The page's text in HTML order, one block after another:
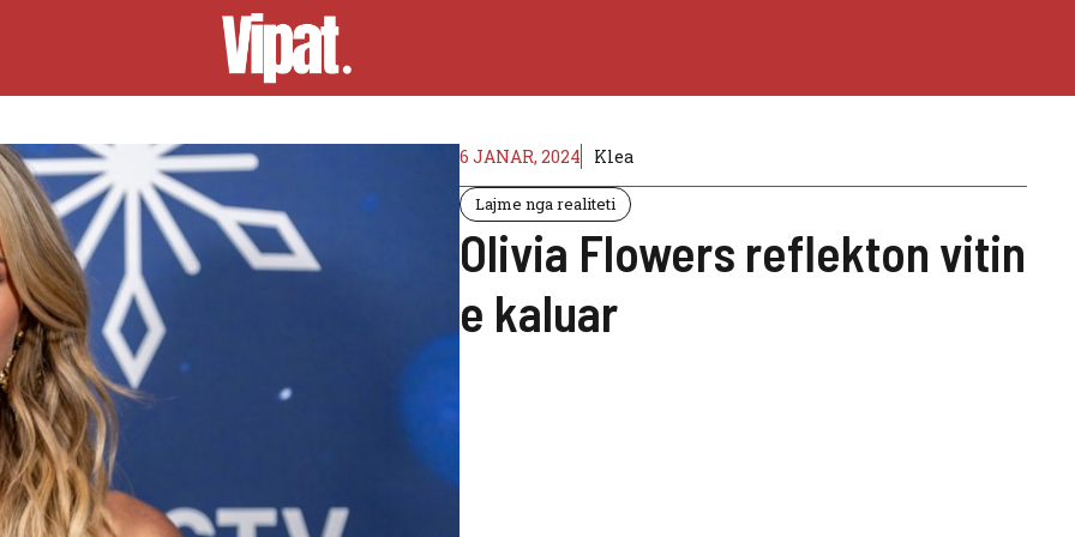
6 JANAR, 2024 Klea
Lajme nga realiteti
Olivia Flowers reflekton vitin
e kaluar